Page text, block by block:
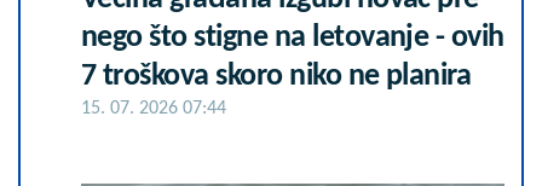
nego što stigne na letovanje - ovih
7 troškova skoro niko ne planira
15. 07. 2026 07:44